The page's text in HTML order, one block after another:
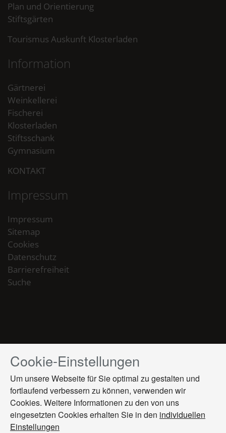
Plan und Orientierung
Stiftsgärten
Tourismus Auskunft Klosterladen
Information
Gärtnerei
Weinkellerei
Fischerei
Klosterladen
Stiftsschank
Gymnasium
KONTAKT
Impressum
Impressum
Sitemap
Cookies
Datenschutz
Barrierefreiheit
Suche
Drücken
Sie
Tab,
um
durch
die
Optionen
Cookie-Einstellungen
Um unsere Webseite für Sie optimal zu gestalten und
fortlaufend verbessern zu können, verwenden wir
Cookies. Weitere Informationen zu den von uns
eingesetzten Cookies erhalten Sie in den individuellen
Einstellungen